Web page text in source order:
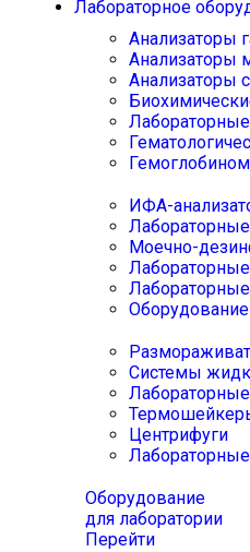
Лабораторное
Анализаторы
Анализаторы
Анализаторы
ИФА-
Моечно-
Системы
Центрифуги
Оборудование
для лаборатории
Перейти